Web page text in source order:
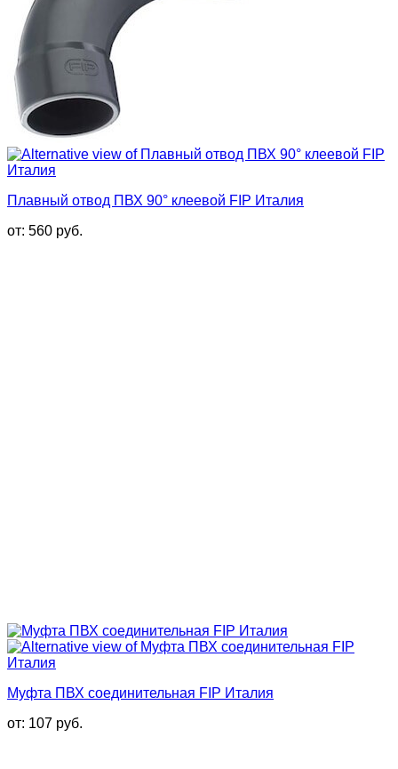
Плавный отвод ПВХ 90° клеевой FIP Италия
от: 560 руб.
Муфта ПВХ соединительная FIP Италия
от: 107 руб.